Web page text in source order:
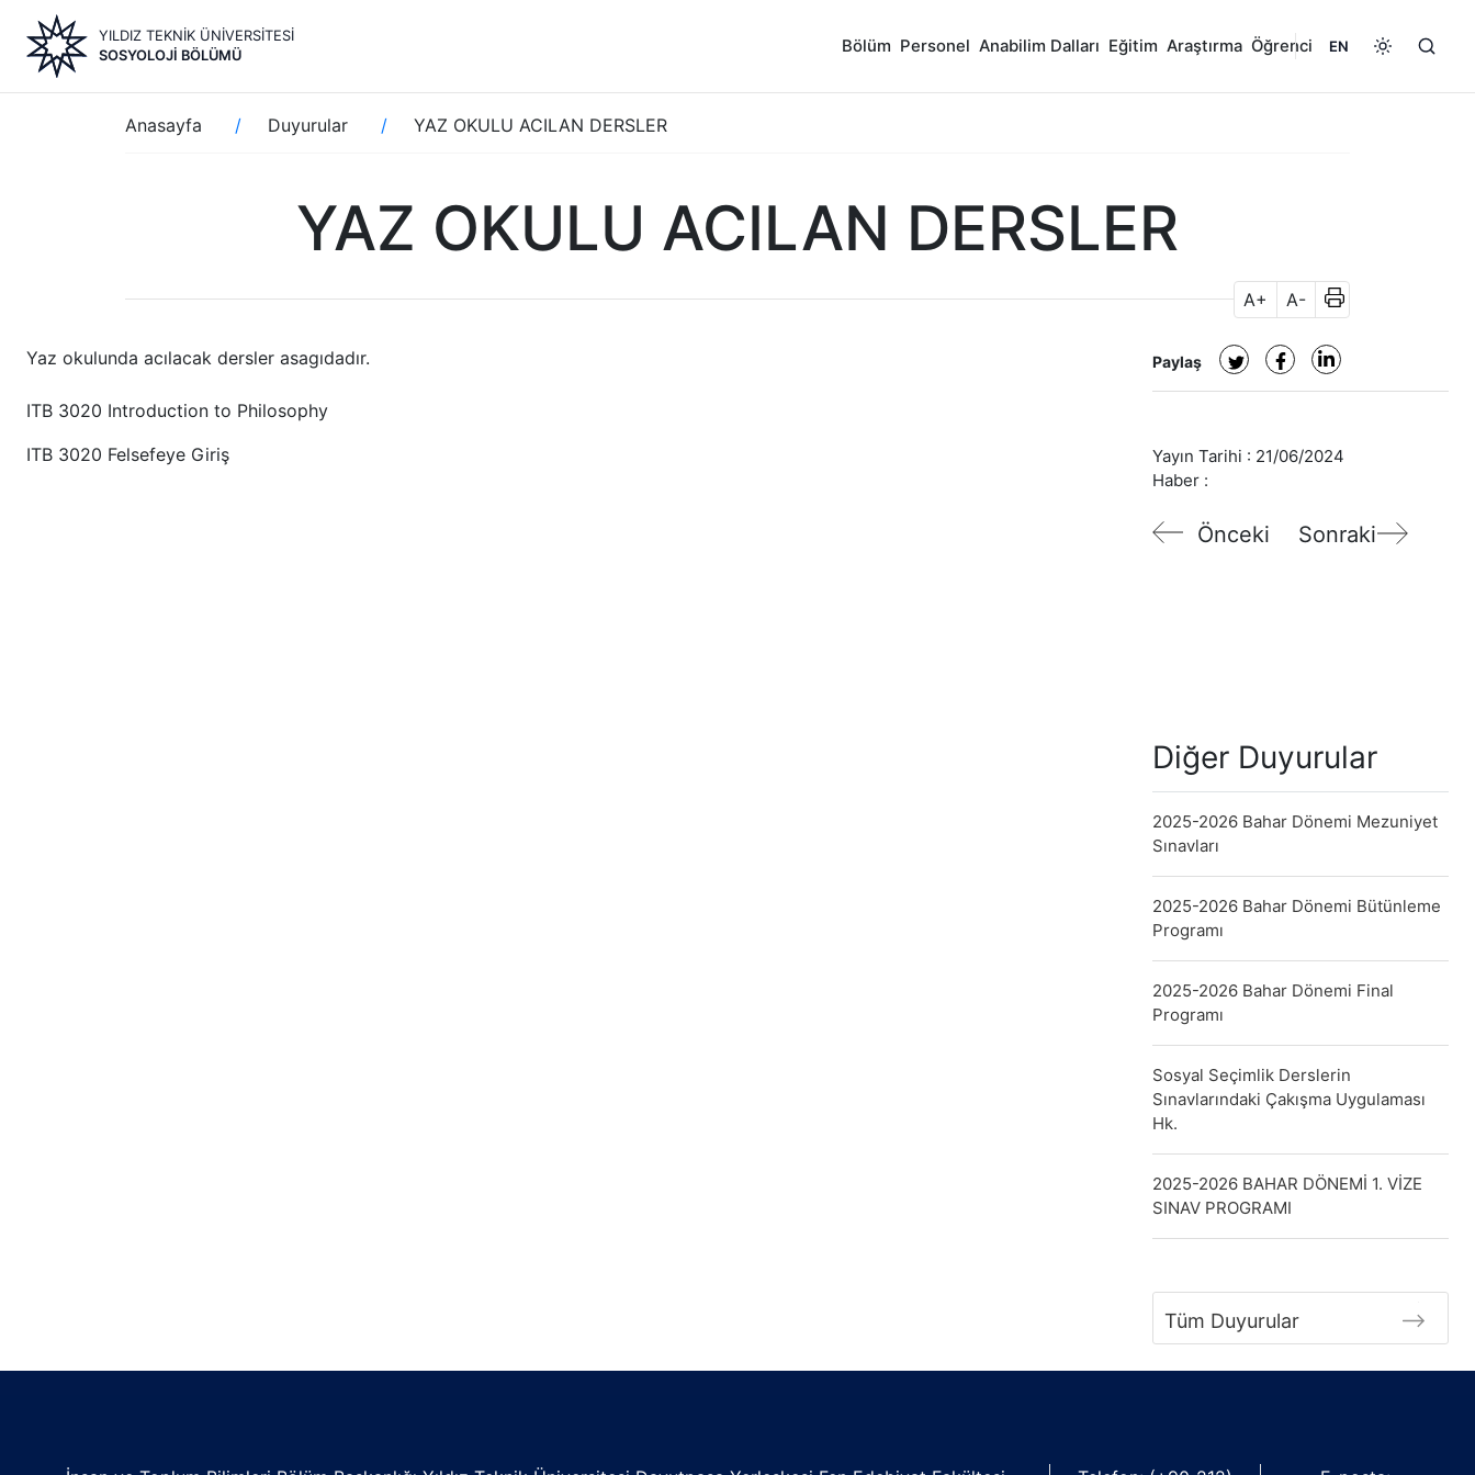
içeriğe
YILDIZ TEKNİK ÜNİVERSİTESİ
SOSYOLOJI BÖLÜMÜ
Bölüm Personel Anabilim Dalları Eğitim Araştırma Öğrenci EN
Sayfa
yolu
Anasayfa Duyurular YAZ OKULU ACILAN DERSLER
YAZ OKULU ACILAN DERSLER
A+ A-
Yaz okulunda acılacak dersler asagıdadır.
ITB 3020 Introduction to Philosophy
ITB 3020 Felsefeye Giriş
Paylaş
Yayın Tarihi : 21/06/2024
Haber :
Önceki Sonraki
Diğer Duyurular
2025-2026 Bahar Dönemi Mezuniyet
Sınavları
2025-2026 Bahar Dönemi Bütünleme
Programı
2025-2026 Bahar Dönemi Final
Programı
Sosyal Seçimlik Derslerin
Sınavlarındaki Çakışma Uygulaması
Hk.
2025-2026 BAHAR DÖNEMİ 1. VİZE
SINAV PROGRAMI
Tüm Duyurular